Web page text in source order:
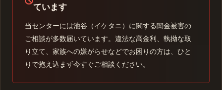
ています
当センターには池谷（イケタニ）に関する闇金被害の
ご相談が多数届いています。違法な高金利、執拗な取
り立て、家族への嫌がらせなどでお困りの方は、ひと
りで抱え込まず今すぐご相談ください。